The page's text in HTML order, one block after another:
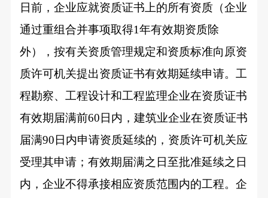
日前，企业应就资质证书上的所有资质（企业
通过重组合并事项取得1年有效期资质除
外），按有关资质管理规定和资质标准向原资
质许可机关提出资质证书有效期延续申请。工
程勘察、工程设计和工程监理企业在资质证书
有效期届满前60日内，建筑业企业在资质证书
届满90日内申请资质延续的，资质许可机关应
受理其申请；有效期届满之日至批准延续之日
内，企业不得承接相应资质范围内的工程。企